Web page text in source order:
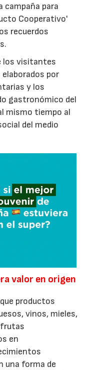
campaña para
Cooperativo'
recuerdos
los visitantes
por
y los
gastronómico del
mismo tiempo al
del medio
valor en origen
productos
vinos, mieles,
en
una forma de